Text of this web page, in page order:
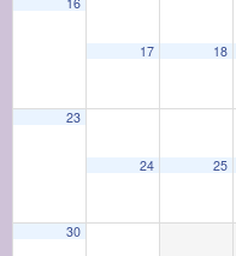
17 18
23
24 25
30